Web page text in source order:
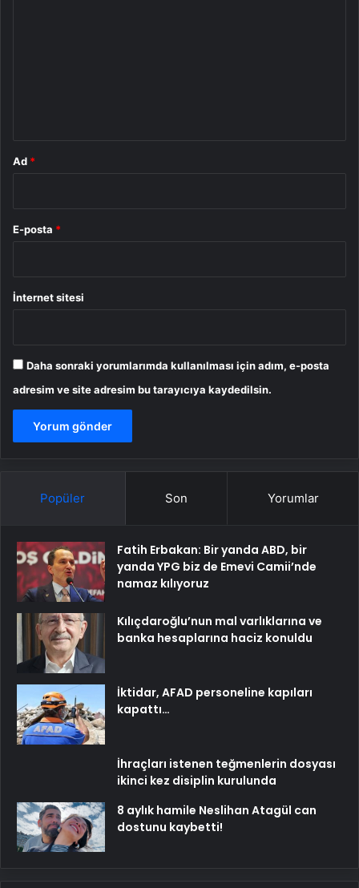
Ad *
E-posta *
İnternet sitesi
Daha sonraki yorumlarımda kullanılması için adım, e-posta
adresim ve site adresim bu tarayıcıya kaydedilsin.
Popüler Son Yorumlar
Fatih Erbakan: Bir yanda ABD, bir
yanda YPG biz de Emevi Camii’nde
namaz kılıyoruz
Kılıçdaroğlu’nun mal varlıklarına ve
banka hesaplarına haciz konuldu
İktidar, AFAD personeline kapıları
kapattı…
İhraçları istenen teğmenlerin dosyası
ikinci kez disiplin kurulunda
8 aylık hamile Neslihan Atagül can
dostunu kaybetti!